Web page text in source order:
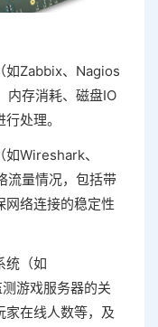
如Zabbix、Nagios
内存消耗、磁盘IO
处理。
Wireshark、
流量情况，包括带
网络连接的稳定性
统（如
游戏服务器的关
家在线人数等，及